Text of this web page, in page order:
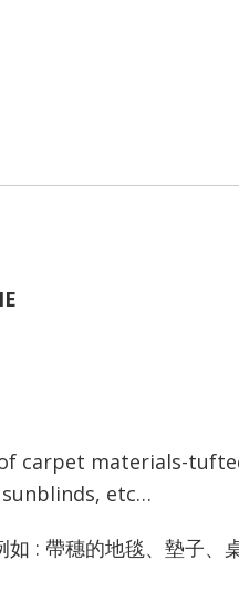
carpet materials-
etc…
: 帶穗的地毯、墊子、